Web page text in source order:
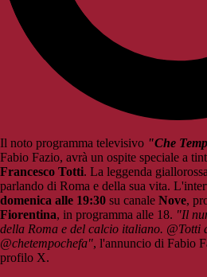
Il noto programma televisivo "Che
Fabio Fazio, avrà un ospite speciale a
Francesco Totti. La leggenda
parlando di Roma e della sua vita.
domenica alle 19:30 su canale Nove,
Fiorentina, in programma alle 18. "Il
della Roma e del calcio italiano. @Totti
@chetempochefa", l'annuncio di Fabio
profilo X.